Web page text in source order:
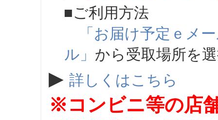
■ご利用方法
「お届け予定ｅメ
ル」 から受取場所を
▶ 詳しくはこちら
※コンビニ等の店